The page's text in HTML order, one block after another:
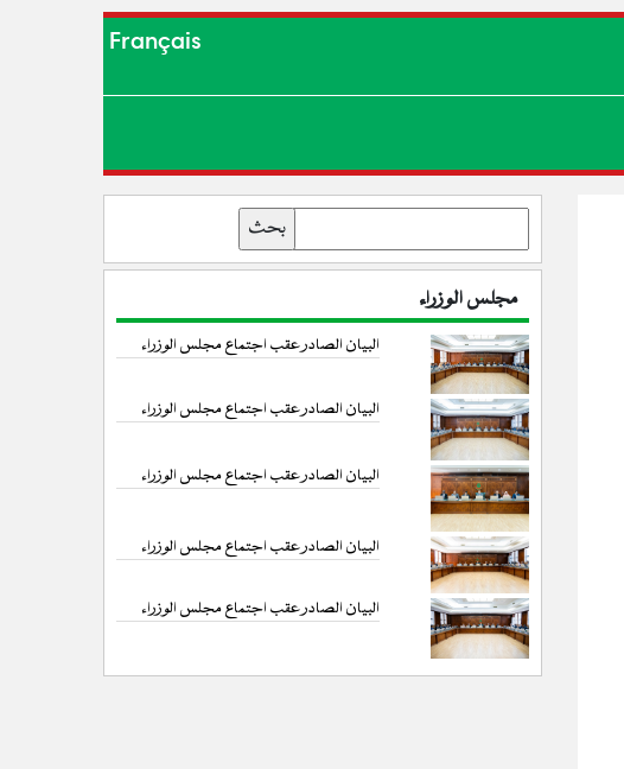
Français
مجلس الوزراء
البيان الصادر عقب اجتماع مجلس الوزراء
البيان الصادر عقب اجتماع مجلس الوزراء
البيان الصادر عقب اجتماع مجلس الوزراء
البيان الصادر عقب اجتماع مجلس الوزراء
البيان الصادر عقب اجتماع مجلس الوزراء